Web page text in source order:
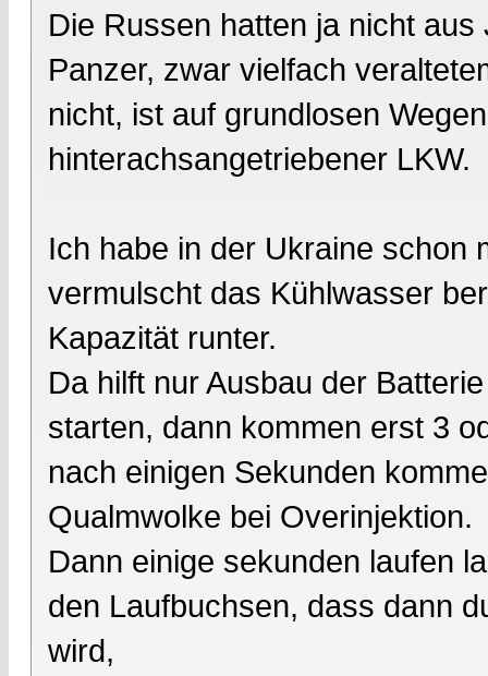
Die Russen hatten ja nicht
Panzer, zwar vielfach
nicht, ist auf grundlosen
hinterachsangetriebener LKW.
Ich habe in der Ukraine schon
vermulscht das Kühlwasser
Kapazität runter.
Da hilft nur Ausbau der
starten, dann kommen erst 3
nach einigen Sekunden
Qualmwolke bei Overinjektion.
Dann einige sekunden laufen
den Laufbuchsen, dass dann
wird,